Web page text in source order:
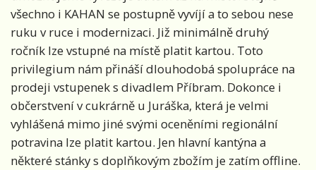
všechno i KAHAN se postupně vyvíjí a to sebou nese
ruku v ruce i modernizaci. Již minimálně druhý
ročník lze vstupné na místě platit kartou. Toto
privilegium nám přináší dlouhodobá spolupráce na
prodeji vstupenek s divadlem Příbram. Dokonce i
občerstvení v cukrárně u Juráška, která je velmi
vyhlášená mimo jiné svými oceněními regionální
potravina lze platit kartou. Jen hlavní kantýna a
některé stánky s doplňkovým zbožím je zatím offline.